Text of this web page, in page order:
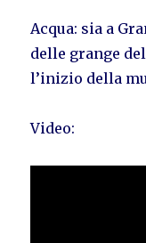
Acqua: sia a
delle grange
l’inizio della
Video: